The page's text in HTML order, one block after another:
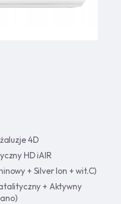
4D
HD iAIR
+ Silver Ion + wit.C)
+ Aktywny